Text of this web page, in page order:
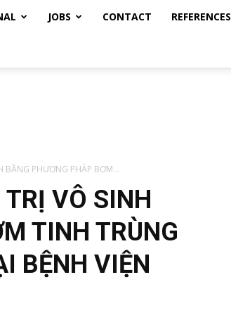
JOBS CONTACT REFERENCES
BẰNG PHƯƠNG PHÁP BƠM...
VÔ SINH
TINH TRÙNG
BỆNH VIỆN